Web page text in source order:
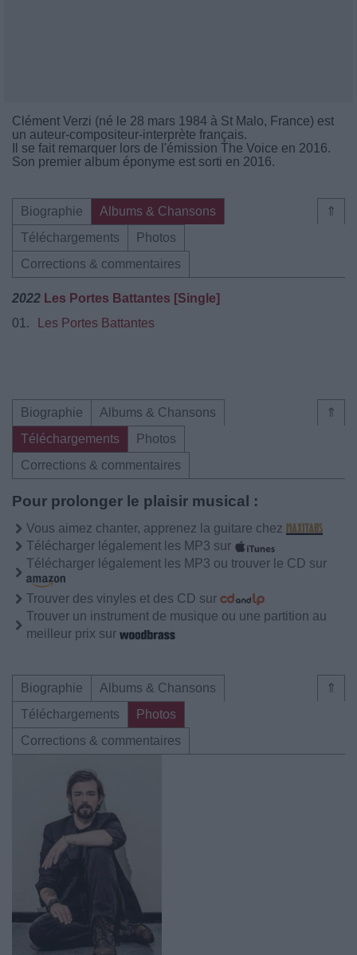
Clément Verzi (né le 28 mars 1984 à St Malo, France) est
un auteur-compositeur-interprète français.
Il se fait remarquer lors de l'émission The Voice en 2016.
Son premier album éponyme est sorti en 2016.
⇑
Biographie
Albums & Chansons
Téléchargements
Photos
Corrections & commentaires
2022 Les Portes Battantes [Single]
01.
Les Portes Battantes
⇑
Biographie
Albums & Chansons
Téléchargements
Photos
Corrections & commentaires
Pour prolonger le plaisir musical :
Vous aimez chanter, apprenez la guitare chez
Télécharger légalement les MP3 sur
Télécharger légalement les MP3 ou trouver le CD sur
Trouver des vinyles et des CD sur
Trouver un instrument de musique ou une partition au
meilleur prix sur
⇑
Biographie
Albums & Chansons
Téléchargements
Photos
Corrections & commentaires